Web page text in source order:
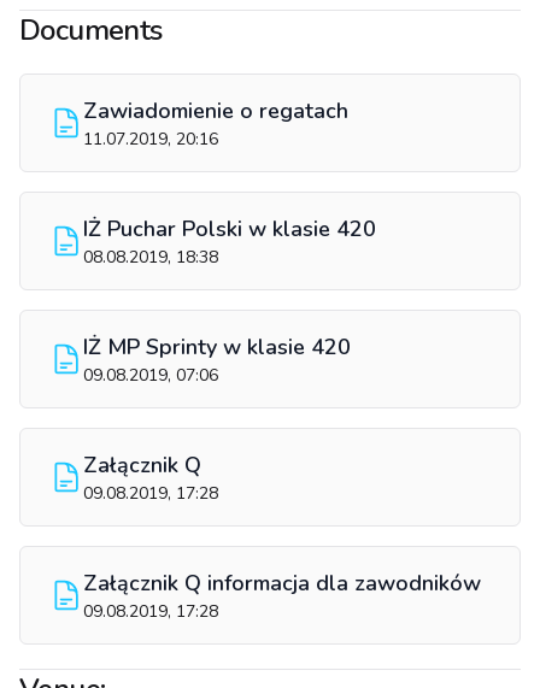
Documents
Zawiadomienie o regatach
11.07.2019, 20:16
IŻ Puchar Polski w klasie 420
08.08.2019, 18:38
IŻ MP Sprinty w klasie 420
09.08.2019, 07:06
Załącznik Q
09.08.2019, 17:28
Załącznik Q informacja dla zawodników
09.08.2019, 17:28